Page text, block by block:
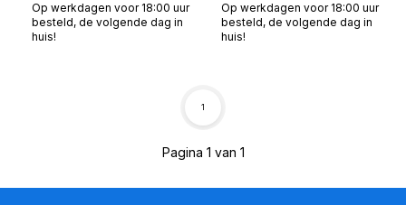
Op werkdagen voor 18:00 uur
besteld, de volgende dag in
huis!
Op werkdagen voor 18:00 uur
besteld, de volgende dag in
huis!
Pagina 1 van 1
1